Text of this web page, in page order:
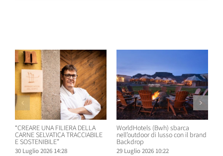
“CREARE UNA FILIERA DELLA
CARNE SELVATICA TRACCIABILE
E SOSTENIBILE”
30 Luglio 2026 14:28
WorldHotels (Bwh) sbarca
nell’outdoor di lusso con il brand
Backdrop
29 Luglio 2026 10:22